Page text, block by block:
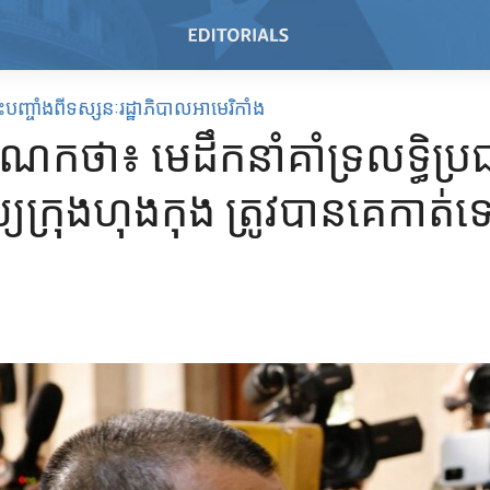
ញ្ចាំងពីទស្សនៈរដ្ឋាភិបាលអាមេរិកាំង
កថា៖ មេដឹកនាំ​គាំទ្រ​លទ្ធិ​ប្រ
ក្រុង​ហុងកុង ត្រូវបាន​គេ​កាត់